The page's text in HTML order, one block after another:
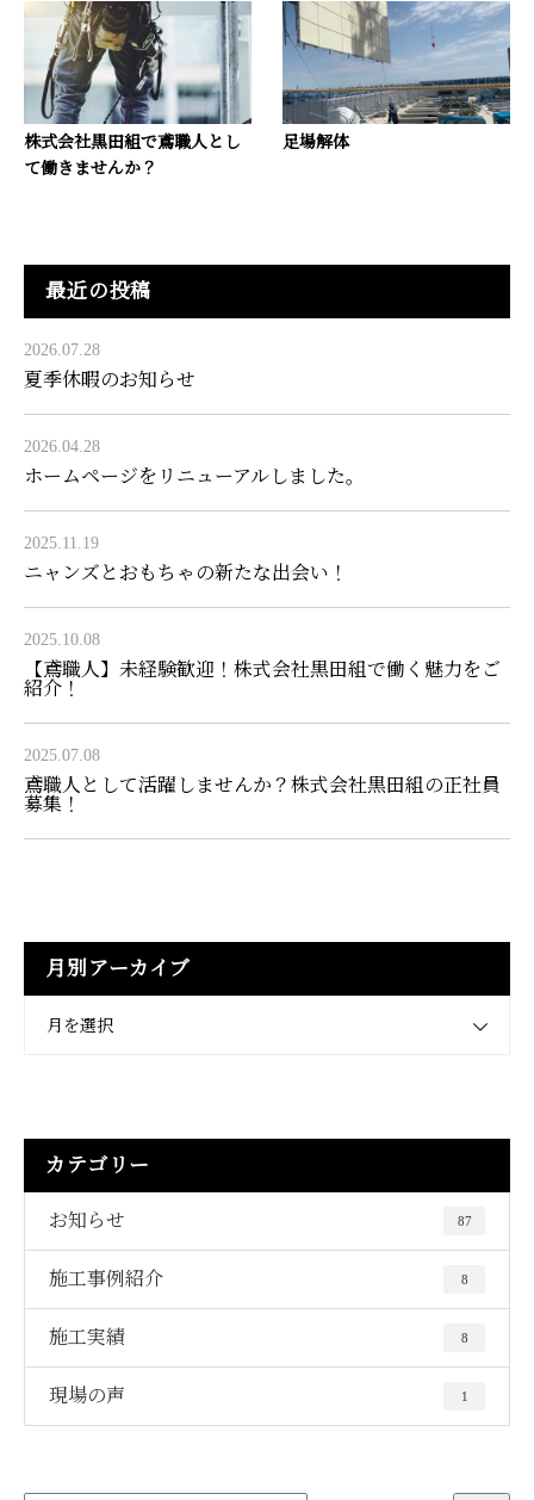
株式会社黒田組で鳶職人とし
て働きませんか？
足場解体
最近の投稿
2026.07.28
夏季休暇のお知らせ
2026.04.28
ホームページをリニューアルしました。
2025.11.19
ニャンズとおもちゃの新たな出会い！
2025.10.08
【鳶職人】未経験歓迎！株式会社黒田組で働く魅力をご
紹介！
2025.07.08
鳶職人として活躍しませんか？株式会社黒田組の正社員
募集！
月別アーカイブ
月を選択
カテゴリー
お知らせ 87
施工事例紹介 8
施工実績 8
現場の声 1